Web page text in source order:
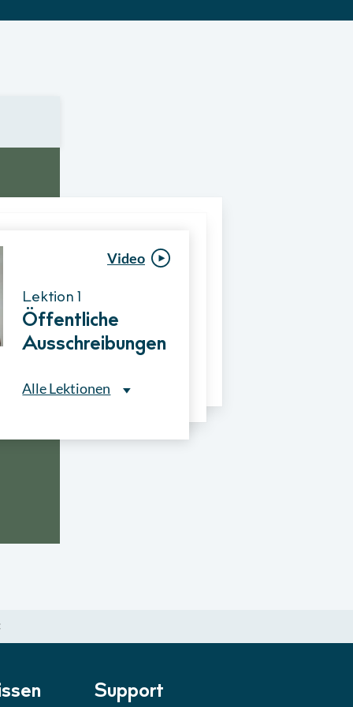
Video
Lektion 1
Öffentliche
Ausschreibungen
Alle Lektionen
Vergabeverfahre
Alle Lektionen
im Vergabeverfahren► 3:18 Min
von Angeboten Lektion
Support